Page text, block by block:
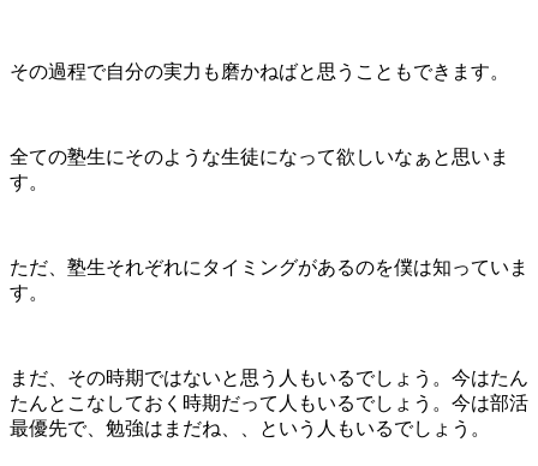
その過程で自分の実力も磨かねばと思うこともできます。
全ての塾生にそのような生徒になって欲しいなぁと思いま
す。
ただ、塾生それぞれにタイミングがあるのを僕は知っていま
す。
まだ、その時期ではないと思う人もいるでしょう。今はたん
たんとこなしておく時期だって人もいるでしょう。今は部活
最優先で、勉強はまだね、、という人もいるでしょう。